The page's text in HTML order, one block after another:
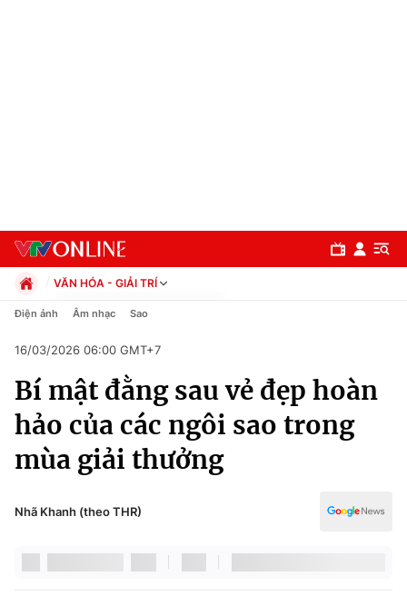
Chuyên mục
Chính trị
Xã hội
Pháp luật
Y tế
VĂN HÓA - GIẢI TRÍ
Chính trị
Pháp luật
Kinh tế
Thể thao
Truyền hình
Văn hóa - Giải trí
Y tế
Công nghệ
Điện ảnh Âm nhạc Sao
16/03/2026 06:00 GMT+7
Bí mật đằng sau vẻ đẹp hoàn
hảo của các ngôi sao trong
mùa giải thưởng
Nhã Khanh (theo THR)